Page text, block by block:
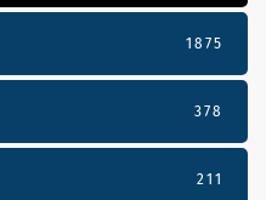
1875
378
211